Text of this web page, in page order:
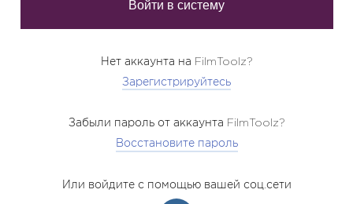
Нет аккаунта на FilmToolz?
Зарегистрируйтесь
Забыли пароль от аккаунта FilmToolz?
Восстановите пароль
Или войдите с помощью вашей соц.сети